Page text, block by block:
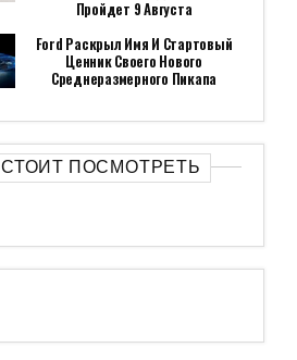
Пройдет 9 Августа
Ford Раскрыл Имя И Стартовый
Ценник Своего Нового
Среднеразмерного Пикапа
СТОИТ ПОСМОТРЕТЬ